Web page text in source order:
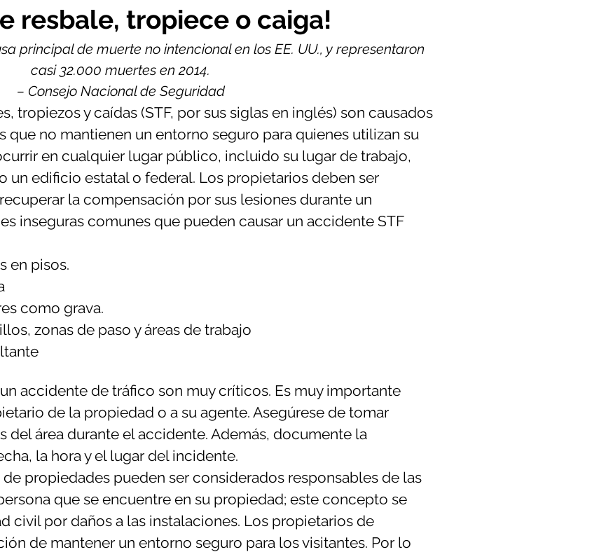
resbale, tropiece o caiga!
principal de muerte no intencional en los EE. UU., y representaron
casi 32.000 muertes en 2014.
– Consejo Nacional de Seguridad
tropiezos y caídas (STF, por sus siglas en inglés) son causados
no mantienen un entorno seguro para quienes utilizan su
en cualquier lugar público, incluido su lugar de trabajo,
un edificio estatal o federal. Los propietarios deben ser
la compensación por sus lesiones durante un
inseguras comunes que pueden causar un accidente STF
en pisos.
como grava.
zonas de paso y áreas de trabajo
accidente de tráfico son muy críticos. Es muy importante
de la propiedad o a su agente. Asegúrese de tomar
área durante el accidente. Además, documente la
la hora y el lugar del incidente.
propiedades pueden ser considerados responsables de las
que se encuentre en su propiedad; este concepto se
civil por daños a las instalaciones. Los propietarios de
de mantener un entorno seguro para los visitantes. Por lo